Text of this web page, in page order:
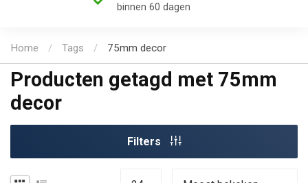
binnen 60 dagen
Home / Tags / 75mm decor
Producten getagd met 75mm
decor
Filters